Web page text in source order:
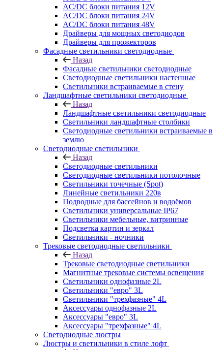
AC/DC блоки питания 12V
AC/DC блоки питания 24V
AC/DC блоки питания 48V
Драйверы для мощных светодиодов
Драйверы для прожекторов
Фасадные светильники светодиодные
Назад
Фасадные светильники светодиодные
Светодиодные светильники настенные
Светильники встраиваемые в стену
Ландшафтные светильники светодиодные
Назад
Ландшафтные светильники светодиодные
Светильники ландшафтные столбики
Светодиодные светильники встраиваемые в
землю
Светодиодные светильники
Назад
Светодиодные светильники
Светодиодные светильники потолочные
Светильники точечные (Spot)
Линейные светильники 220в
Подводные для бассейнов и водоёмов
Светильники универсальные IP67
Светильники мебельные, витринные
Подсветка картин и зеркал
Светильники - ночники
Трековые светодиодные светильники
Назад
Трековые светодиодные светильники
Магнитные трековые системы освещения
Светильники однофазные 2L
Светильники "евро" 3L
Светильники "трехфазные" 4L
Аксессуары однофазные 2L
Аксессуары "евро" 3L
Аксессуары "трехфазные" 4L
Светодиодные люстры
Люстры и светильники в стиле лофт